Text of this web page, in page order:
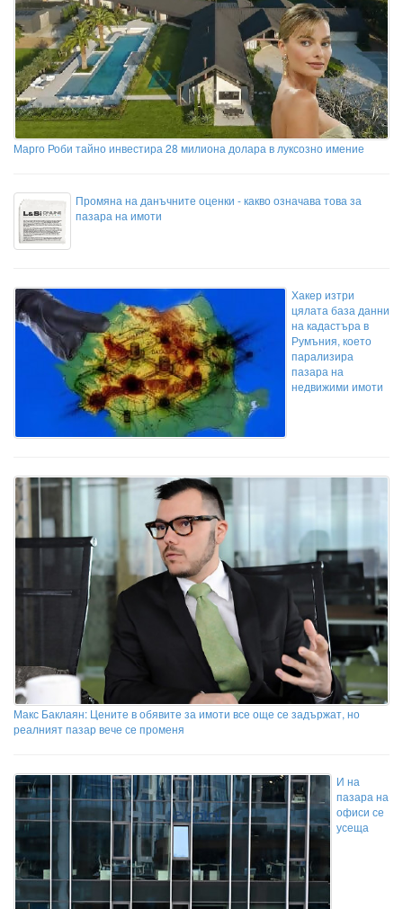
Марго Роби тайно инвестира 28 милиона долара в луксозно имение
Промяна на данъчните оценки - какво означава това за
пазара на имоти
Хакер изтри
цялата база данни
на кадастъра в
Румъния, което
парализира
пазара на
недвижими имоти
Макс Баклаян: Цените в обявите за имоти все още се задържат, но
реалният пазар вече се променя
И на
пазара на
офиси се
усеща